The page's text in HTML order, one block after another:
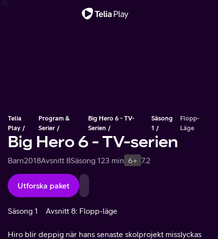
Telia
Play
Program &
Serier
Big Hero 6 - TV-
Serien
Säsong
1
Flopp-
Läge
Big Hero 6 - TV-serien
Barn2018Avsnitt 8Säsong 123 min 6+ 7.2
Utforska paket
Säsong 1 Avsnitt 8: Flopp-läge
Hiro blir deppig när hans senaste skolprojekt misslyckas